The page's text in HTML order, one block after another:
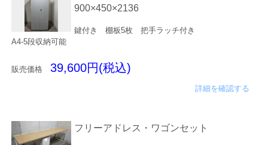
900×450×2136
鍵付き 棚板5枚 把手ラッチ付き
A4-5段収納可能
販売価格 39,600円(税込)
詳細を確認する
フリーアドレス・ワゴンセット